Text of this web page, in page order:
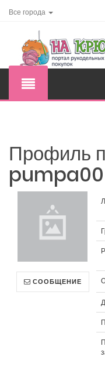
Все города
Профиль
pumpa00
СООБЩЕНИЕ